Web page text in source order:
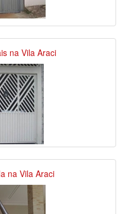
na Vila Araci
na Vila Araci